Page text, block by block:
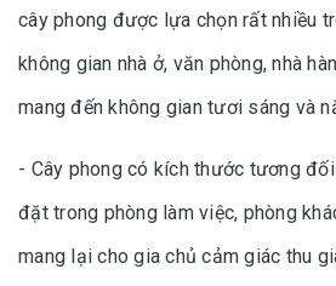
cây phong được lựa chọn rất nhiều
không gian nhà ở, văn phòng, nhà
mang đến không gian tươi sáng và
- Cây phong có kích thước tương
đặt trong phòng làm việc, phòng
mang lại cho gia chủ cảm giác thu